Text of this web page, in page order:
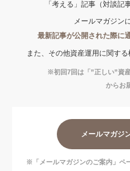
「考える」記事（対談記
メールマガジン
最新記事が公開された際に
また、その他資産運用に関す
※初回7回は「”正しい”資
からお
メールマガジ
※「メールマガジンのご案内」ペ